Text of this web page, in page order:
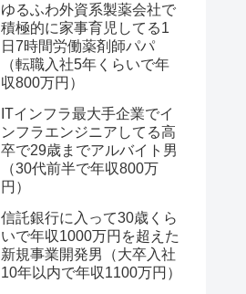
ゆるふわ外資系製薬会社で
積極的に家事育児してる1
日7時間労働薬剤師パパ
（転職入社5年くらいで年
収800万円）
ITインフラ最大手企業でイ
ンフラエンジニアしてる高
卒で29歳までアルバイト男
（30代前半で年収800万
円）
信託銀行に入って30歳くら
いで年収1000万円を超えた
新規事業開発男（大卒入社
10年以内で年収1100万円）